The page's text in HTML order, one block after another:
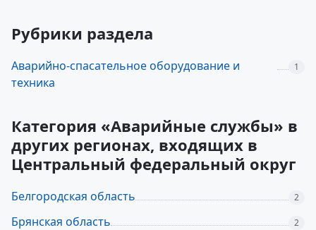
Рубрики раздела
Аварийно-спасательное оборудование и
техника
1
Категория «Аварийные службы» в
других регионах, входящих в
Центральный федеральный округ
Белгородская область 2
Брянская область 2